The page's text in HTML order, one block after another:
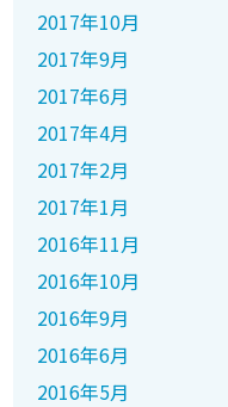
2017年10月
2017年9月
2017年6月
2017年4月
2017年2月
2017年1月
2016年11月
2016年10月
2016年9月
2016年6月
2016年5月